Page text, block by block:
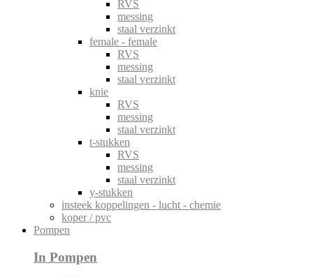
RVS
messing
staal verzinkt
female - female
RVS
messing
staal verzinkt
knie
RVS
messing
staal verzinkt
t-stukken
RVS
messing
staal verzinkt
y-stukken
insteek koppelingen - lucht - chemie
koper / pvc
Pompen
In Pompen